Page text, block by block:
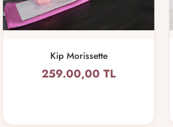
Kip Morissette
259.00,00 TL